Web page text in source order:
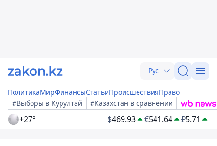
Рус
ПолитикаМирФинансыСтатьиПроисшествияПраво
#Выборы в Курултай
#Казахстан в сравнении
+27° $469.93 €541.64 ₽5.71